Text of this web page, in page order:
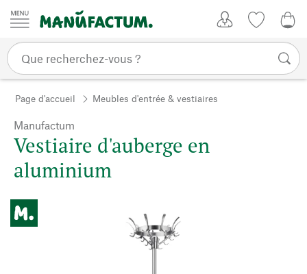
Passer au contenu
Page d'accueil Meubles d'entrée & vestiaires
Manufactum
Vestiaire d'auberge en
aluminium